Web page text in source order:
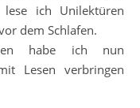
ich Unilektüren
dem Schlafen.
habe ich nun
Lesen verbringen